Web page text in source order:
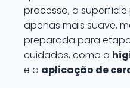
processo, a
apenas mais suave,
preparada para
cuidados, como a
e a aplicação de